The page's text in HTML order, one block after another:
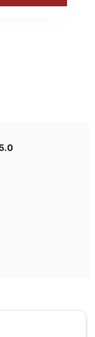
5.0